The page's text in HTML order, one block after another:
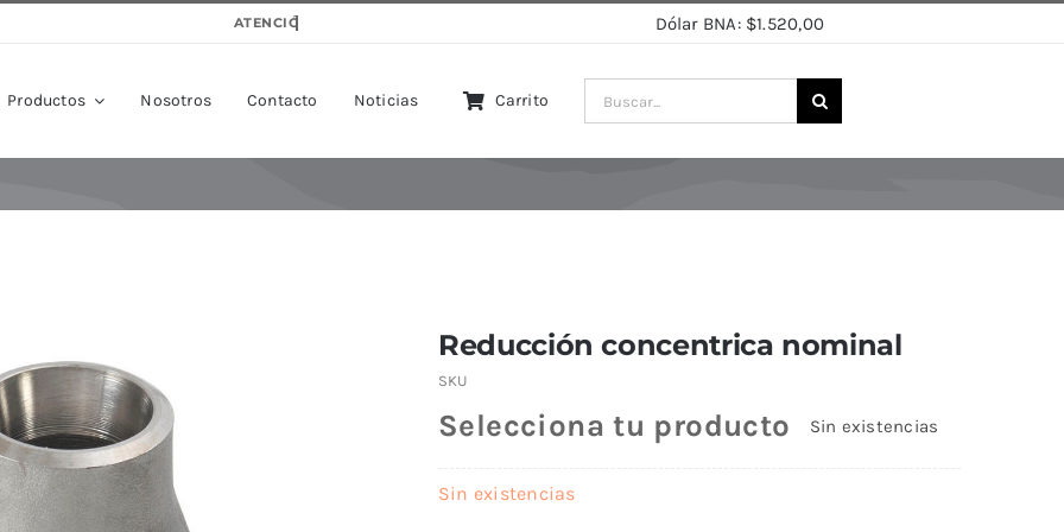
Dólar BNA: $1.520,00
Productos Nosotros Contacto Noticias Carrito
Reducción concentrica nominal
SKU
Selecciona tu producto Sin existencias
Sin existencias